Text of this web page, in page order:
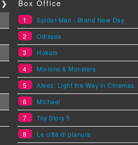
❯ Box Office
1
Spider-Man - Brand New Day
2
Odissea
3
Hokum
4
Minions & Monsters
5
Ateez: Light the Way in Cinemas
6
Michael
7
Toy Story 5
8
Le città di pianura